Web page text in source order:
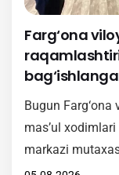
Farg‘ona
Bugun
mas’ul
markazi
raqamli